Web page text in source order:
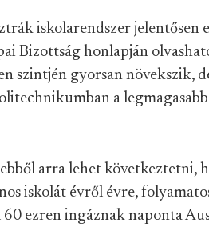
iskolarendszer jelentősen
Bizottság honlapján
szintjén gyorsan növekszik,
a
arra lehet következtetni,
iskolát évről évre,
60 ezren ingáznak naponta